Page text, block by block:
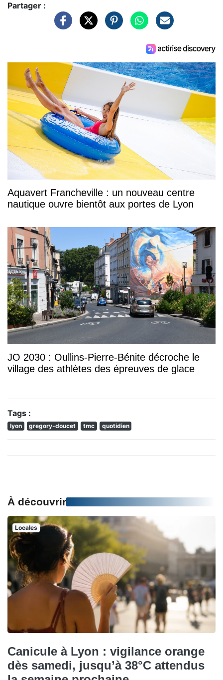
Partager :
Aquavert Francheville : un nouveau centre
nautique ouvre bientôt aux portes de Lyon
JO 2030 : Oullins-Pierre-Bénite décroche le
village des athlètes des épreuves de glace
Tags :
lyon gregory-doucet tmc quotidien
À découvrir
Locales
Canicule à Lyon : vigilance orange
dès samedi, jusqu’à 38°C attendus